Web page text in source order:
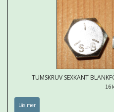
TUMSKRUV SEXKANT
16
Läs mer